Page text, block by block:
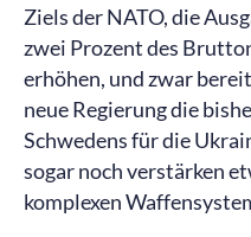
Ziels der NATO, die
zwei Prozent des
erhöhen, und zwar
neue Regierung die
Schwedens für die
sogar noch verstärken
komplexen